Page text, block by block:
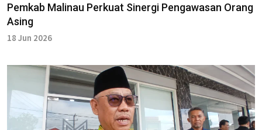
Pemkab Malinau Perkuat Sinergi Pengawasan Orang
Asing
18 Jun 2026